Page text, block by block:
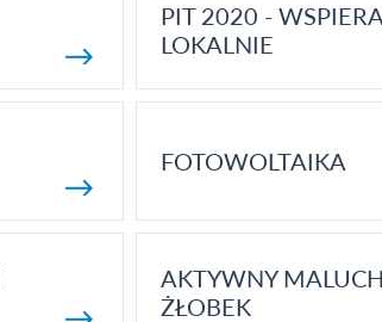
PIT 2020 -
LOKALNIE
FOTOWOLTAIKA
AKTYWNY
ŻŁOBEK